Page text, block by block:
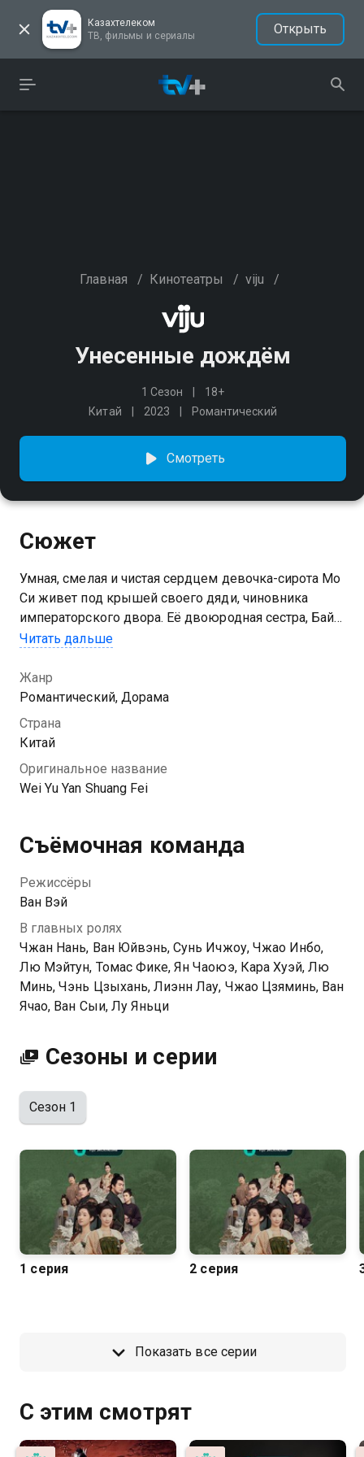
Казахтелеком
ТВ, фильмы и сериалы
Открыть
Главная / Кинотеатры / viju /
Унесенные дождём
1 Сезон
18+
Китай
2023 Романтический
Смотреть
Сюжет
Умная, смелая и чистая сердцем девочка-сирота Мо
Си живет под крышей своего дяди, чиновника
императорского двора. Её двоюродная сестра, Бай
Фэнъяо, заботится о ней и защищает от издевок
против молодого императора, сестры преодолевают
все испытания, проявляя самоуважение,
настойчивость и ум.
Читать дальше
Жанр
Романтический, Дорама
Страна
Китай
Оригинальное название
Wei Yu Yan Shuang Fei
Съёмочная команда
Режиссёры
Ван Вэй
В главных ролях
Чжан Нань, Ван Юйвэнь, Сунь Ичжоу, Чжао Инбо,
Лю Мэйтун, Томас Фике, Ян Чаоюэ, Кара Хуэй, Лю
Минь, Чэнь Цзыхань, Лиэнн Лау, Чжао Цзяминь, Ван
Ячао, Ван Сыи, Лу Яньци
Сезоны и серии
Сезон 1
1 серия 2 серия
Показать все серии
С этим смотрят